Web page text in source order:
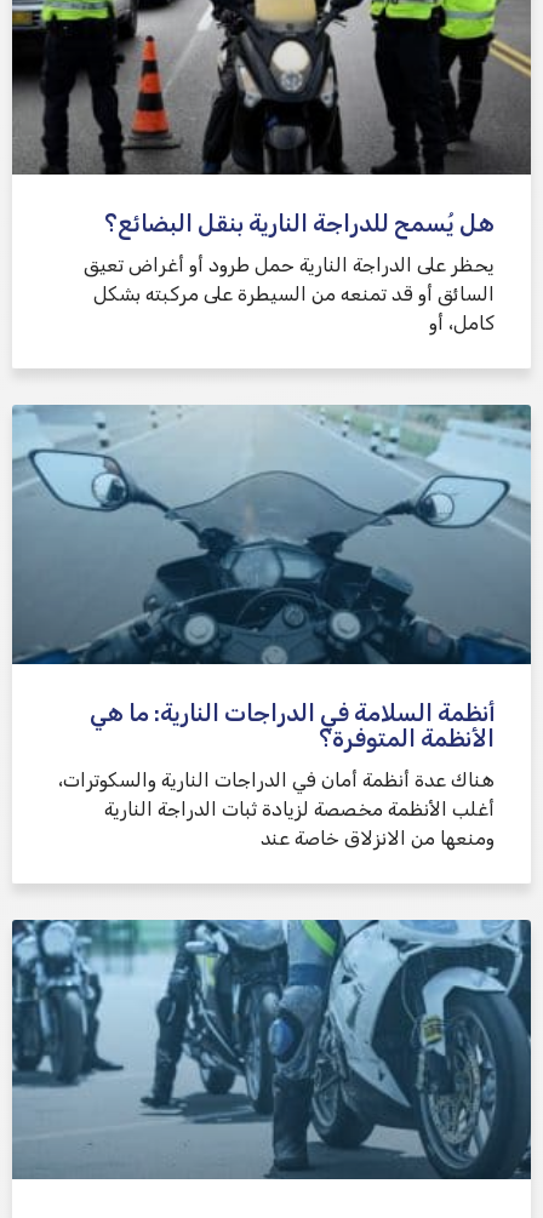
هل يُسمح للدراجة النارية بنقل البضائع؟
يحظر على الدراجة النارية حمل طرود أو أغراض تعيق
السائق أو قد تمنعه من السيطرة على مركبته بشكل
كامل، أو
أنظمة السلامة في الدراجات النارية: ما هي
الأنظمة المتوفرة؟
هناك عدة أنظمة أمان في الدراجات النارية والسكوترات،
أغلب الأنظمة مخصصة لزيادة ثبات الدراجة النارية
ومنعها من الانزلاق خاصة عند